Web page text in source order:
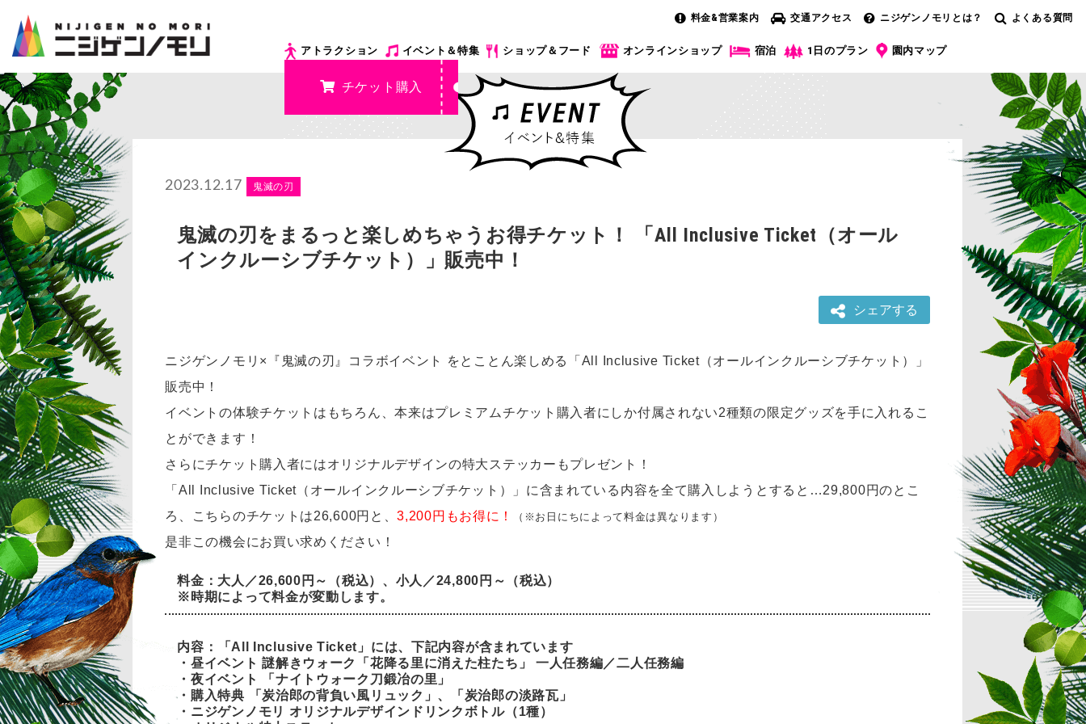
料金&営業案内 交通アクセス ニジゲンノモリとは？ よくある質問
アトラクション イベント＆特集 ショップ＆フード オンラインショップ 宿泊 1日のプラン 園内マップ
チケット購入
2023.12.17 鬼滅の刃
鬼滅の刃をまるっと楽しめちゃうお得チケット！ 「All Inclusive Ticket（オール
インクルーシブチケット）」販売中！
シェアする
ニジゲンノモリ×『鬼滅の刃』コラボイベント をとことん楽しめる「All Inclusive Ticket（オールインクルーシブチケット）」
販売中！
イベントの体験チケットはもちろん、本来はプレミアムチケット購入者にしか付属されない2種類の限定グッズを手に入れるこ
とができます！
さらにチケット購入者にはオリジナルデザインの特大ステッカーもプレゼント！
「All Inclusive Ticket（オールインクルーシブチケット）」に含まれている内容を全て購入しようとすると…29,800円のとこ
ろ、こちらのチケットは26,600円と、3,200円もお得に！ （※お日にちによって料金は異なります）
是非この機会にお買い求めください！
料金：大人／26,600円～（税込）、小人／24,800円～（税込）
※時期によって料金が変動します。
内容：
「All Inclusive Ticket」には、下記内容が含まれています
・昼イベント 謎解きウォーク「花降る里に消えた柱たち」 一人任務編／二人任務編
・夜イベント 「ナイトウォーク刀鍛冶の里」
・購入特典 「炭治郎の背負い風リュック」、「炭治郎の淡路瓦」
・ニジゲンノモリ オリジナルデザインドリンクボトル（1種）